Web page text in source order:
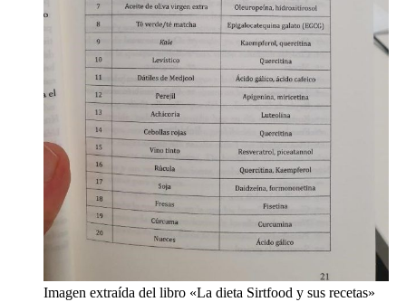
Imagen extraída del libro «La dieta Sirtfood y sus recetas»